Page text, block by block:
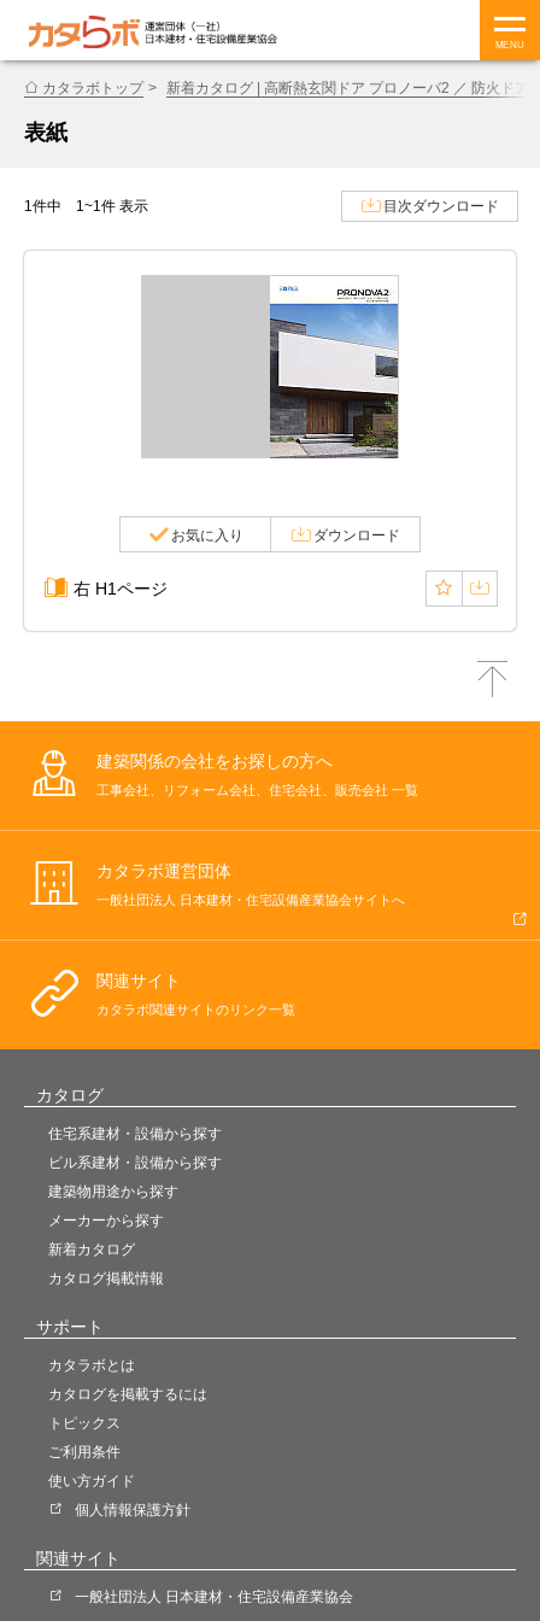
MENU
カタラボトップ 新着カタログ | 高断熱玄関ドア プロノーバ2 ／ 防火ドア
表紙
1件中 1~1件 表示 目次ダウンロード
お気に入り ダウンロード
右 H1ページ
建築関係の会社をお探しの方へ
工事会社、リフォーム会社、住宅会社、販売会社 一覧
カタラボ運営団体
一般社団法人 日本建材・住宅設備産業協会サイトへ
関連サイト
カタラボ関連サイトのリンク一覧
カタログ
住宅系建材・設備から探す
ビル系建材・設備から探す
建築物用途から探す
メーカーから探す
新着カタログ
カタログ掲載情報
サポート
カタラボとは
カタログを掲載するには
トピックス
ご利用条件
使い方ガイド
個人情報保護方針
関連サイト
一般社団法人 日本建材・住宅設備産業協会